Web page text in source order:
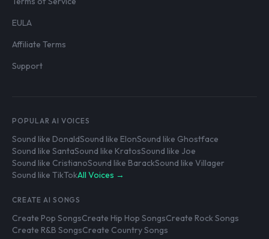
EULA
Affiliate Terms
Support
POPULAR AI VOICES
Sound like DonaldSound like ElonSound like Ghostface
Sound like SantaSound like KratosSound like Joe
Sound like CristianoSound like BarackSound like Villager
Sound like TikTokAll Voices →
CREATE AI SONGS
Create Pop SongsCreate Hip Hop SongsCreate Rock Songs
Create R&B SongsCreate Country Songs